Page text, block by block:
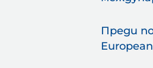
Преди